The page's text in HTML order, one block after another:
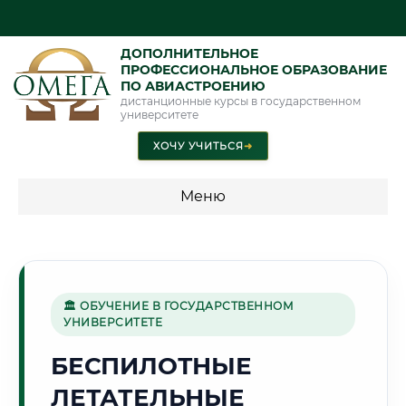
ДОПОЛНИТЕЛЬНОЕ
ПРОФЕССИОНАЛЬНОЕ ОБРАЗОВАНИЕ
ПО АВИАСТРОЕНИЮ
дистанционные курсы в государственном
университете
ХОЧУ УЧИТЬСЯ➜
Меню
🏭
Г. СТЕРЛИТАМАК
🏛 ОБУЧЕНИЕ В ГОСУДАРСТВЕННОМ
УНИВЕРСИТЕТЕ
БЕСПИЛОТНЫЕ
ЛЕТАТЕЛЬНЫЕ